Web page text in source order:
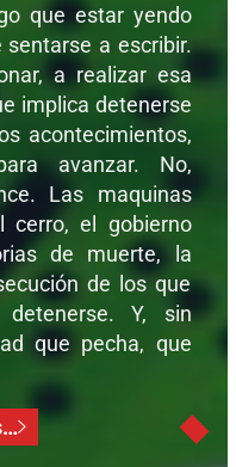
que estar yendo
sentarse a escribir.
a realizar esa
implica detenerse
acontecimientos,
avanzar. No,
Las maquinas
cerro, el gobierno
de muerte, la
de los que
detenerse. Y, sin
que pecha, que